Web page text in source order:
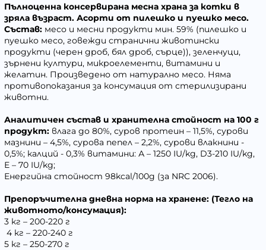
Пълноценна консервирана месна храна за котки в
зряла възраст. Асорти от пилешко и пуешко месо.
Състав: месо и месни продукти мин. 59% (пилешко и
пуешко месо, говежди странични животински
продукти (черен дроб, бял дроб, сърце)), зеленчуци,
зърнени култури, микроелементи, витамини и
желатин. Произведено от натурално месо. Няма
противопоказания за консумация от стерилизирани
животни.
Аналитичен състав и хранителна стойност на 100 г
продукт: влага до 80%, суров протеин – 11,5%, сурови
мазнини – 4,5%, сурова пепел – 2,2%, сурови влакнини -
0,5%; калций - 0,3% витамини: А – 1250 IU/kg, D3-210 IU/kg,
Е – 70 IU/kg;
Енергийна стойност 98kcal/100g (за NRC 2006).
Препоръчителна дневна норма на хранене: (Тегло на
животното/консумация):
3 кг – 200-220 г
4 кг – 220-240 г
5 кг – 250-270 г